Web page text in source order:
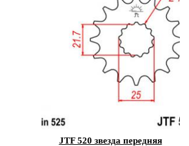
JTF 520 звезда передняя